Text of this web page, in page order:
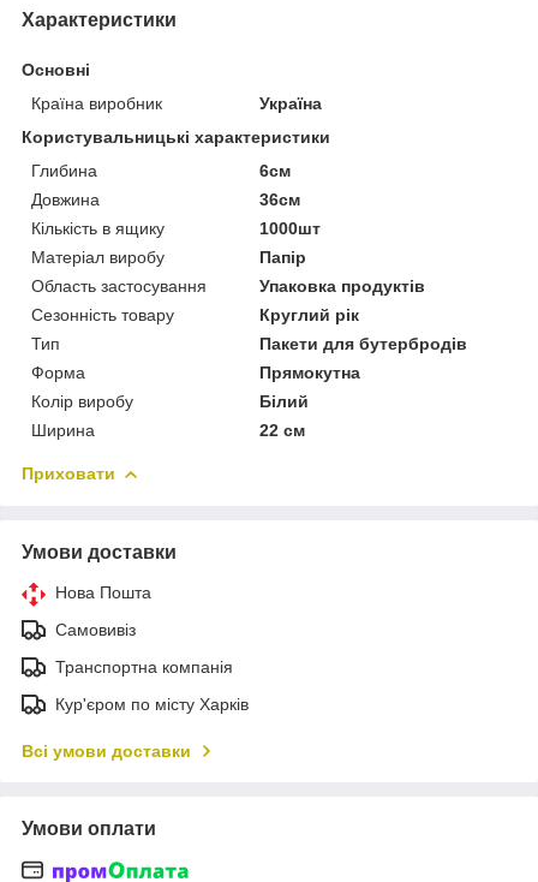
Характеристики
Основні
Країна виробник
Україна
Користувальницькі характеристики
Глибина
6см
Довжина
36см
Кількість в ящику
1000шт
Матеріал виробу
Папір
Область застосування
Упаковка продуктів
Сезонність товару
Круглий рік
Тип
Пакети для бутербродів
Форма
Прямокутна
Колір виробу
Білий
Ширина
22 см
Приховати
Умови доставки
Нова Пошта
Самовивіз
Транспортна компанія
Кур'єром по місту Харків
Всі умови доставки
Умови оплати